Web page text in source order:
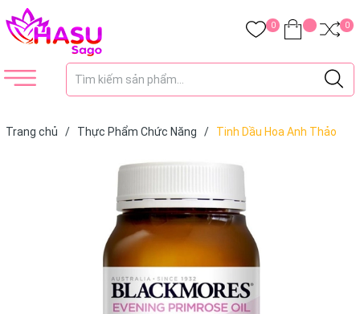
0 0
Trang chủ / Thực Phẩm Chức Năng /
Tinh Dầu Hoa Anh Thảo